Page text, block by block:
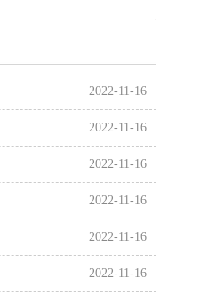
2022-11-16
2022-11-16
2022-11-16
2022-11-16
2022-11-16
2022-11-16